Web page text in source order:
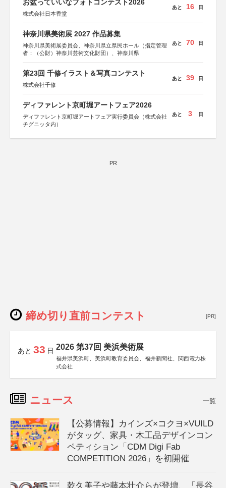
お盆っていいなフォトコンテスト2026
株式会社日本香堂
あと 16 日
神奈川県美術展 2027 作品募集
神奈川県美術展委員会、神奈川県立県民ホール（指定管理
者：（公財）神奈川芸術文化財団）、神奈川県
あと 70 日
第23回 千修イラスト＆写真コンテスト
株式会社千修
あと 39 日
ディファレント京町堀アートフェア2026
ディファレント京町堀アートフェア実行委員会（株式会社
チグニッタ内）
あと 3 日
PR
締め切り直前コンテスト [PR]
あと 33 日 2026 第37回 美浜美術展
福井県美浜町、美浜町教育委員会、福井新聞社、関西電力株
式会社
ニュース 一覧
【公募情報】カインズ×コクヨ×VUILD
がタッグ、家具・木工品デザインコン
ペティション「CDM Digi Fab
COMPETITION 2026」を初開催
乾久美子や藤本壮介らが登壇、「長谷